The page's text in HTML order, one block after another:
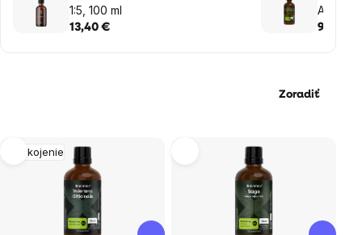
1:5, 100 ml
13,40 €
Alcohol
100 ml
9,90 €
Zoradiť
Výpis
produktov
Upokojenie